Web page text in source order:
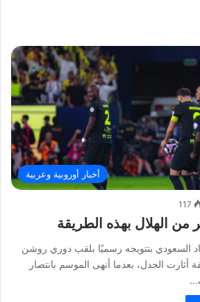
أخبار أوروبية وعربية
117
من الهلال بهذه الطريقة
السعودي بتتويجه رسميًا بلقب دوري روشن
أثارت الجدل، بعدما أنهى الموسم بانتصار